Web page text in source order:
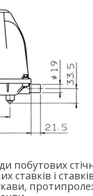
побутових
ставків і